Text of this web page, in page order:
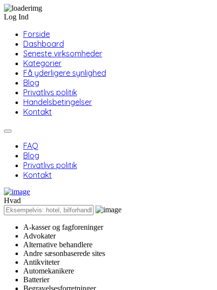
Log Ind
Forside
Dashboard
Seneste virksomheder
Kategorier
Få yderligere synlighed
Blog
Privatlivs politik
Handelsbetingelser
Kontakt
FAQ
Blog
Privatlivs politik
Kontakt
Hvad
A-kasser og fagforeninger
Advokater
Alternative behandlere
Andre sæsonbaserede sites
Antikviteter
Automekanikere
Batterier
Begravelsesforretninger